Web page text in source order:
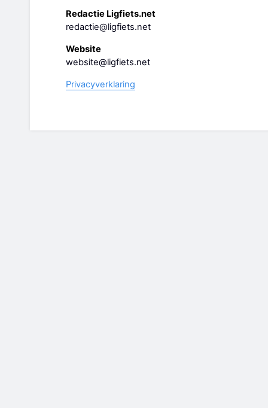
Redactie Ligfiets.net
redactie@ligfiets.net
Website
website@ligfiets.net
Privacyverklaring